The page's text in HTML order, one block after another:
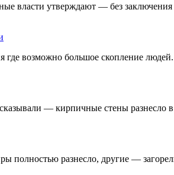
власти утверждают — без
возможно большое скопление
— кирпичные стены разнесло в
полностью разнесло, другие —